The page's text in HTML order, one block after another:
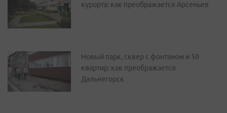
курорта: как преображается Арсеньев
Новый парк, сквер с фонтаном и 50
квартир: как преображается
Дальнегорск